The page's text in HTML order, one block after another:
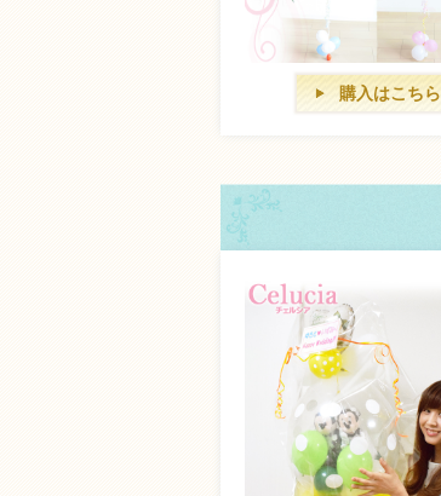
購入はこちら